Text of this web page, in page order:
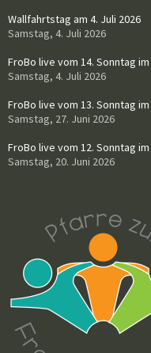
Wallfahrtstag am 4. Juli 2026
Samstag, 4. Juli 2026
FroBo live vom 14. Sonntag
Samstag, 4. Juli 2026
FroBo live vom 13. Sonntag
Samstag, 27. Juni 2026
FroBo live vom 12. Sonntag
Samstag, 20. Juni 2026